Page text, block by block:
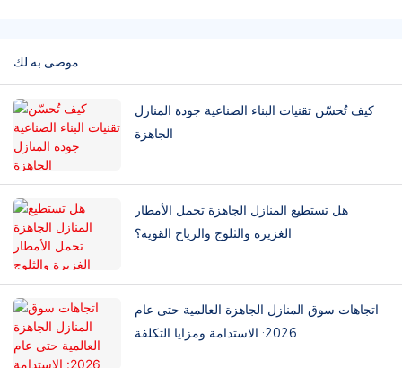
موصى به لك
كيف تُحسّن تقنيات البناء الصناعية جودة المنازل
الجاهزة
هل تستطيع المنازل الجاهزة تحمل الأمطار
الغزيرة والثلوج والرياح القوية؟
اتجاهات سوق المنازل الجاهزة العالمية حتى عام
2026: الاستدامة ومزايا التكلفة